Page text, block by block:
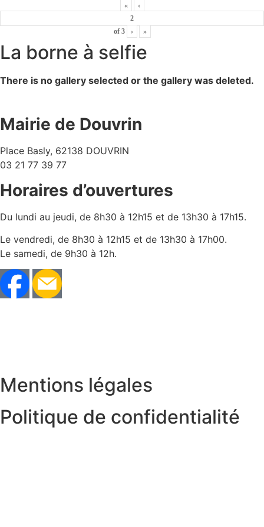
« ‹
of 3 › »
La borne à selfie
There is no gallery selected or the gallery was deleted.
Mairie de Douvrin
Place Basly, 62138 DOUVRIN
03 21 77 39 77
Horaires d’ouvertures
Du lundi au jeudi, de 8h30 à 12h15 et de 13h30 à 17h15.
Le vendredi, de 8h30 à 12h15 et de 13h30 à 17h00.
Le samedi, de 9h30 à 12h.
Mentions légales
Politique de confidentialité